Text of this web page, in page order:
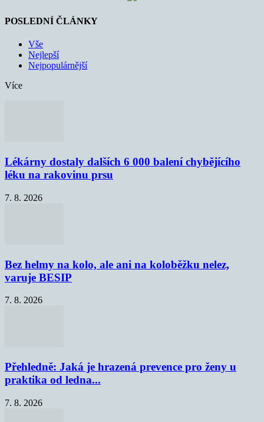
POSLEDNÍ ČLÁNKY
Vše
Nejlepší
Nejpopulárnější
Více
Lékárny dostaly dalších 6 000 balení chybějícího
léku na rakovinu prsu
7. 8. 2026
Bez helmy na kolo, ale ani na koloběžku nelez,
varuje BESIP
7. 8. 2026
Přehledně: Jaká je hrazená prevence pro ženy u
praktika od ledna...
7. 8. 2026